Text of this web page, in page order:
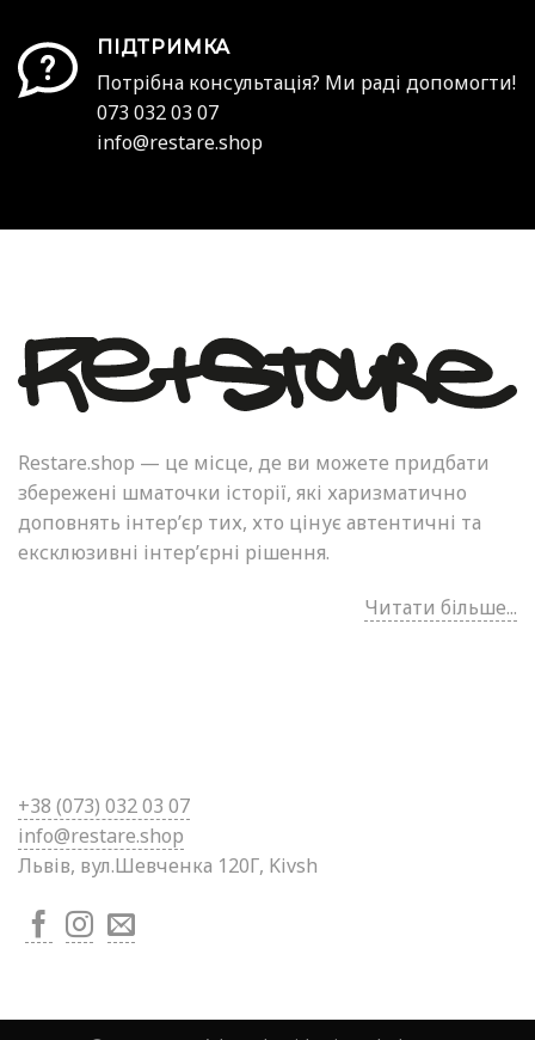
ПІДТРИМКА
Потрібна консультація? Ми раді допомогти!
073 032 03 07
info@restare.shop
Restare.shop — це місце, де ви можете придбати
збережені шматочки історії, які харизматично
доповнять інтер’єр тих, хто цінує автентичні та
ексклюзивні інтер’єрні рішення.
Читати більше...
+38 (073) 032 03 07
info@restare.shop
Львів, вул.Шевченка 120Г, Kivsh